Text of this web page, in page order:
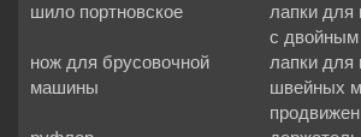
шило портновское
лапки
с
нож для брусовочной
машины
лапки
швейных